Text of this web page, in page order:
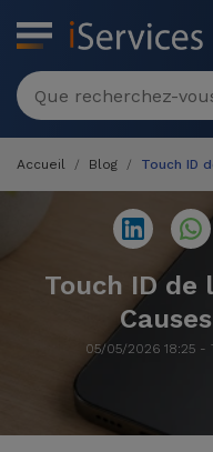
MENU
Réparation
Multimarque
Différentes
iPhone
/ iMac
Reconditionnés
MacBooks
Reconditionnés
iPads
Drones
Nouveautés
Magasins
Promotions
Accueil Blog Touch ID
Touch ID de
05/05/2026 18:25 -